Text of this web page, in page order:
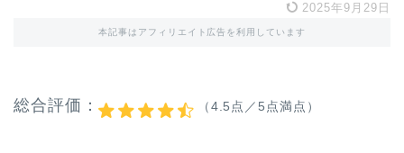
2025年9月29日
本記事はアフィリエイト広告を利用しています
総合評価： （4.5点／5点満点）